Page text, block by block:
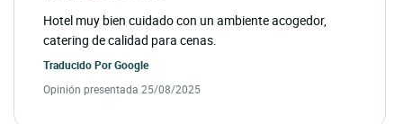
Hotel muy bien cuidado con un ambiente acogedor,
catering de calidad para cenas.
Traducido PorGoogle
Opinión presentada 25/08/2025